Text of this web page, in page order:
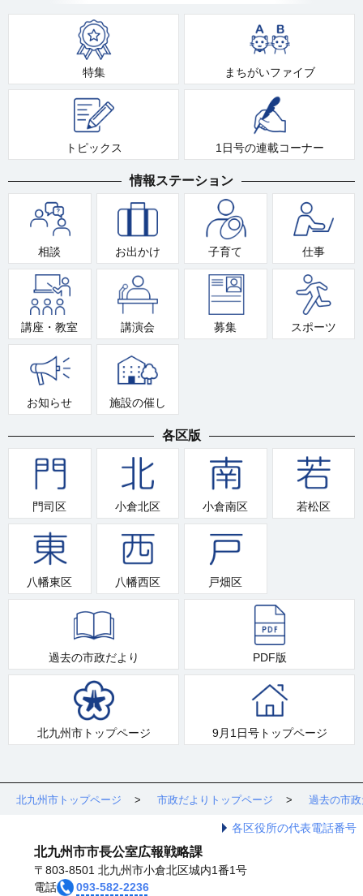
特集 まちがいファイブ
トピックス 1日号の連載コーナー
情報ステーション
相談 お出かけ 子育て 仕事
講座・教室 講演会 募集 スポーツ
お知らせ 施設の催し
各区版
門司区 小倉北区 小倉南区 若松区
八幡東区 八幡西区 戸畑区
過去の市政だより PDF版
北九州市トップページ 9月1日号トップページ
北九州市トップページ 市政だよりトップページ 過去の市
各区役所の代表電話番号
北九州市市長公室広報戦略課
〒803-8501 北九州市小倉北区城内1番1号
電話
093-582-2236